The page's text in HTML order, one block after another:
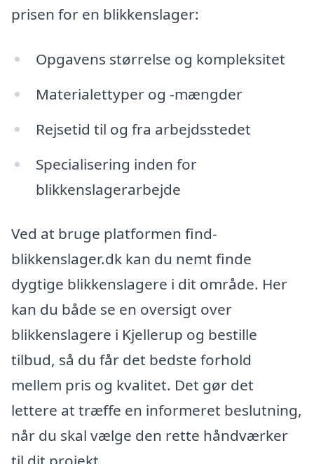
prisen for en blikkenslager:
Opgavens størrelse og kompleksitet
Materialettyper og -mængder
Rejsetid til og fra arbejdsstedet
Specialisering inden for
blikkenslagerarbejde
Ved at bruge platformen find-
blikkenslager.dk kan du nemt finde
dygtige blikkenslagere i dit område. Her
kan du både se en oversigt over
blikkenslagere i Kjellerup og bestille
tilbud, så du får det bedste forhold
mellem pris og kvalitet. Det gør det
lettere at træffe en informeret beslutning,
når du skal vælge den rette håndværker